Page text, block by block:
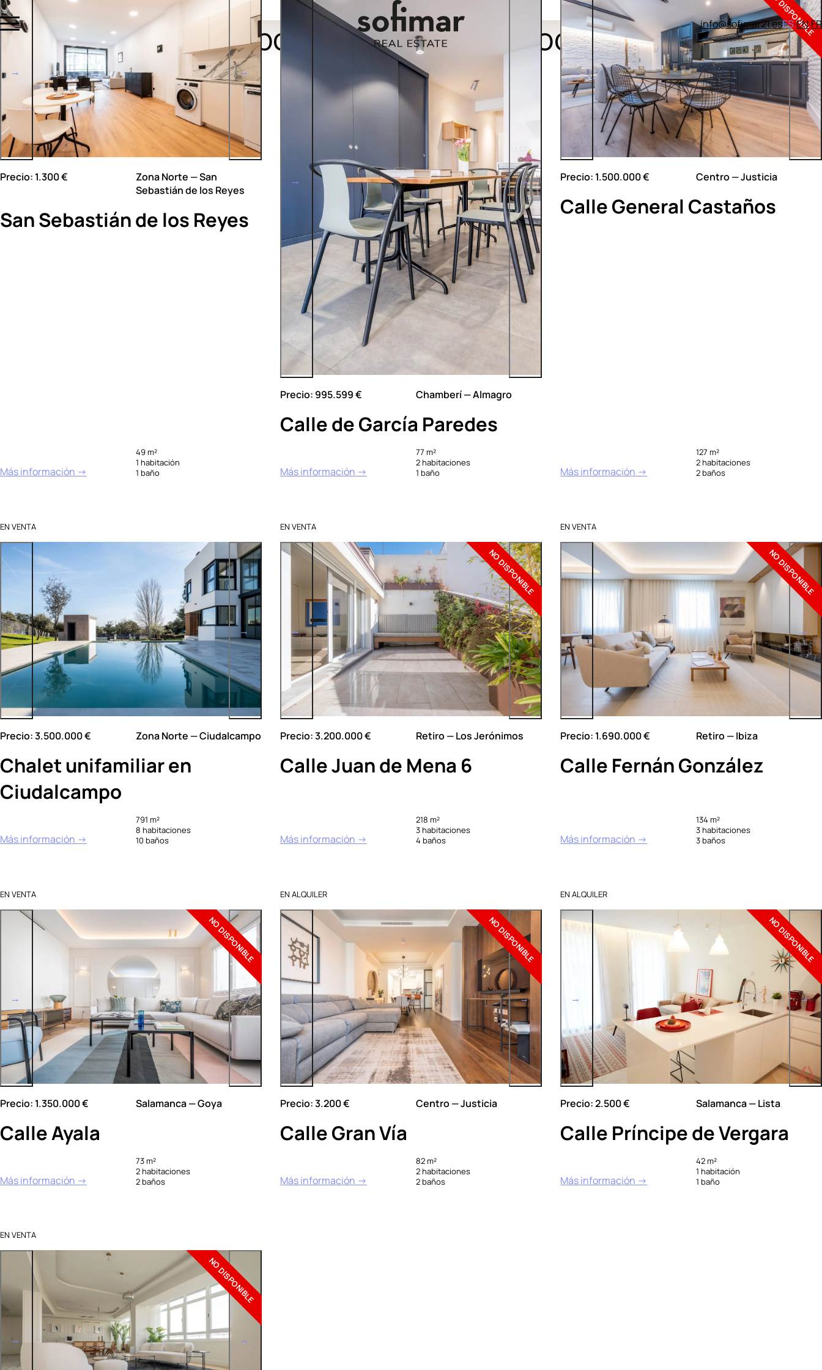
info@sofimar21.esESEN FR
Propiedades por característica: Cocina equipada
Precio: 1.300 €
Zona Norte — San
Sebastián de los Reyes
San Sebastián de los Reyes
49 m²
1 habitación
1 baño
Más información →
Precio: 995.599 € Chamberí — Almagro
Calle de García Paredes
77 m²
2 habitaciones
1 baño
Más información →
NO DISPONIBLE
Precio: 1.500.000 € Centro — Justicia
Calle General Castaños
127 m²
2 habitaciones
2 baños
Más información →
EN VENTA
Precio: 3.500.000 € Zona Norte — Ciudalcampo
Chalet unifamiliar en
Ciudalcampo
791 m²
8 habitaciones
10 baños
Más información →
EN VENTA
NO DISPONIBLE
Precio: 3.200.000 € Retiro — Los Jerónimos
Calle Juan de Mena 6
218 m²
3 habitaciones
4 baños
Más información →
EN VENTA
NO DISPONIBLE
Precio: 1.690.000 € Retiro — Ibiza
Calle Fernán González
134 m²
3 habitaciones
3 baños
Más información →
EN VENTA
NO DISPONIBLE
Precio: 1.350.000 € Salamanca — Goya
Calle Ayala
73 m²
2 habitaciones
2 baños
Más información →
EN ALQUILER
NO DISPONIBLE
Precio: 3.200 € Centro — Justicia
Calle Gran Vía
82 m²
2 habitaciones
2 baños
Más información →
EN ALQUILER
NO DISPONIBLE
Precio: 2.500 € Salamanca — Lista
Calle Príncipe de Vergara
42 m²
1 habitación
1 baño
Más información →
EN VENTA
NO DISPONIBLE